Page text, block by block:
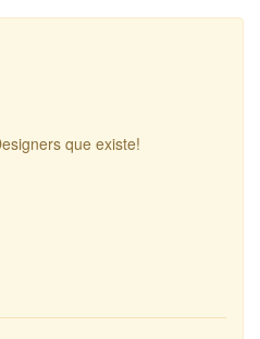
que existe!